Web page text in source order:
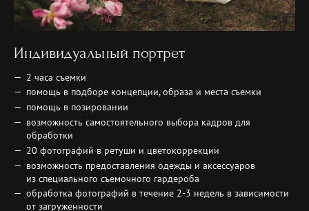
Индивидуальный портрет
2 часа съемки
помощь в подборе концепции, образа и места съемки
помощь в позировании
возможность самостоятельного выбора кадров для
обработки
20 фотографий в ретуши и цветокоррекции
возможность предоставления одежды и аксессуаров
из специального съемочного гардероба
обработка фотографий в течение 2-3 недель в зависимости
от загруженности